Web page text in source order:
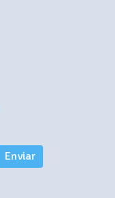
Enviar